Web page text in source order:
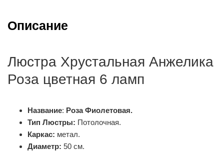
Описание
Люстра Хрустальная Анжелика
Роза цветная 6 ламп
Название: Роза Фиолетовая.
Тип Люстры: Потолочная.
Каркас: метал.
Диаметр: 50 см.